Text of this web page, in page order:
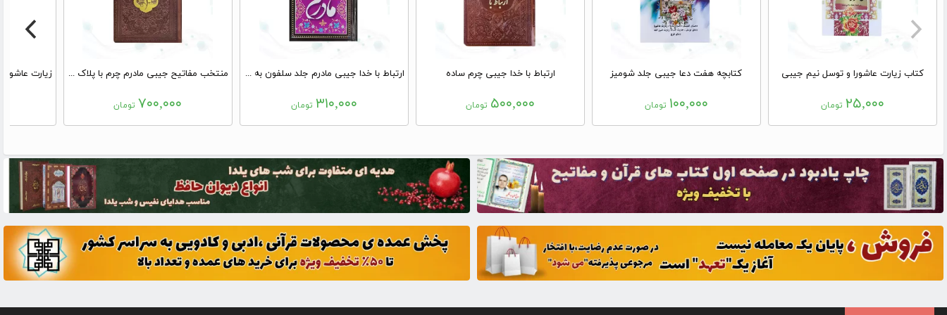
کتاب زیارت عاشورا و توسل نیم جیبی
۲۵,۰۰۰ تومان
کتابچه هفت دعا جیبی جلد شومیز
۱۰۰,۰۰۰ تومان
ارتباط با خدا جیبی چرم ساده
۵۰۰,۰۰۰ تومان
ارتباط با خدا جیبی مادرم جلد سلفون به همراه انعام و یس
۳۱۰,۰۰۰ تومان
منتخب مفاتیح جیبی مادرم چرم با پلاک طلایی
۷۰۰,۰۰۰ تومان